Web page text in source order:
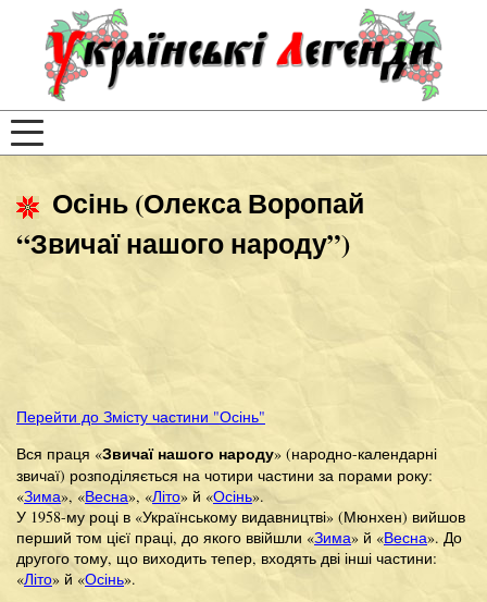
Осінь (Олекса Воропай
“Звичаї нашого народу”)
Перейти до Змісту частини "Осінь"
Вся праця «Звичаї нашого народу» (народно-календарні
звичаї) розподіляється на чотири частини за порами року:
«Зима», «Весна», «Літо» й «Осінь».
У 1958-му році в «Українському видавництві» (Мюнхен) вийшов
перший том цієї праці, до якого ввійшли «Зима» й «Весна». До
другого тому, що виходить тепер, входять дві інші частини:
«Літо» й «Осінь».